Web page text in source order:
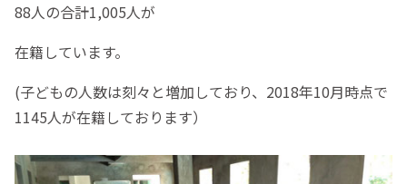
88人の合計1,005人が
在籍しています。
(子どもの人数は刻々と増加しており、2018年10月時点で
1145人が在籍しております）